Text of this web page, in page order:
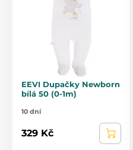
EEVI Dupačky Newborn
bílá 50 (0-1m)
10 dní
329 Kč